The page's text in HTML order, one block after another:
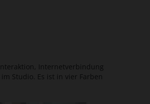
Internetverbindung
Studio. Es ist in vier Farben